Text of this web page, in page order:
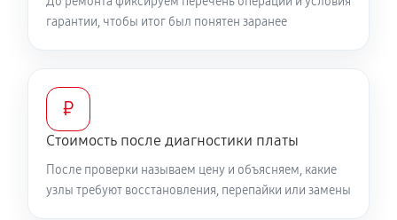
гарантии, чтобы итог был понятен заранее
₽
Стоимость после диагностики платы
После проверки называем цену и объясняем, какие
узлы требуют восстановления, перепайки или замены